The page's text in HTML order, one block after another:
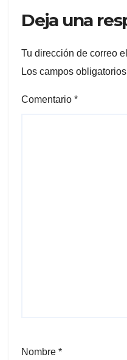
Deja una
Tu dirección de correo
Los campos
Comentario *
Nombre *